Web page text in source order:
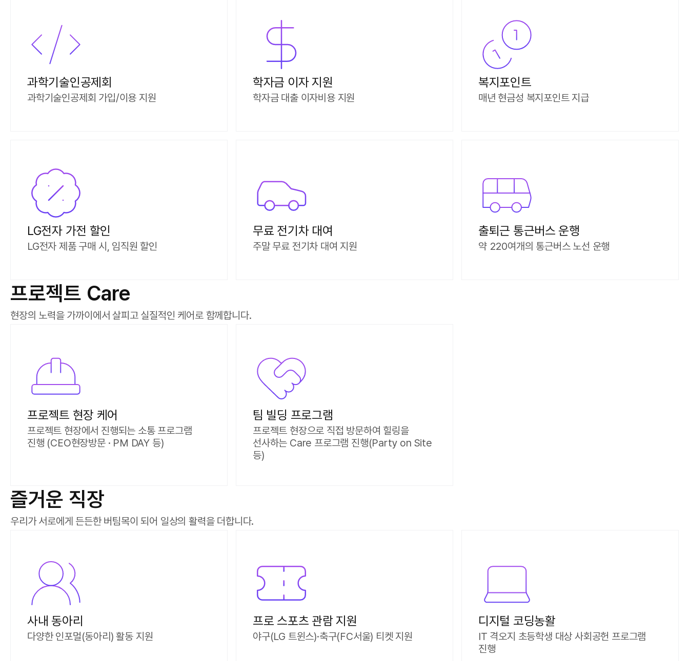
과학기술인공제회
과학기술인공제회 가입/이용 지원
학자금 이자 지원
학자금 대출 이자비용 지원
복지포인트
매년 현금성 복지포인트 지급
LG전자 가전 할인
LG전자 제품 구매 시, 임직원 할인
무료 전기차 대여
주말 무료 전기차 대여 지원
출퇴근 통근버스 운행
약 220여개의 통근버스 노선 운행
프로젝트 Care
현장의 노력을 가까이에서 살피고 실질적인 케어로 함께합니다.
프로젝트 현장 케어
프로젝트 현장에서 진행되는 소통 프로그램
진행 (CEO현장방문 · PM DAY 등)
팀 빌딩 프로그램
프로젝트 현장으로 직접 방문하여 힐링을
선사하는 Care 프로그램 진행(Party on Site
등)
즐거운 직장
우리가 서로에게 든든한 버팀목이 되어 일상의 활력을 더합니다.
사내 동아리
다양한 인포멀(동아리) 활동 지원
프로 스포츠 관람 지원
야구(LG 트윈스)·축구(FC서울) 티켓 지원
디지털 코딩농활
IT 격오지 초등학생 대상 사회공헌 프로그램
진행